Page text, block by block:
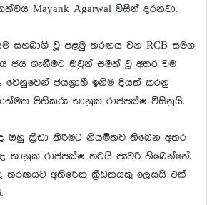
Mayank Agarwal විසින් දරනවා.
සහබාගි වූ පළමු තරඟය වන RCB සමග
ජය ගැනීමට ඔවුන් සමත් වූ අතර එම
වෙනුවෙන් ජයග්‍රාහී ඉනිම දියත් කරනු
පිතිකරු භානුක රාජපක්ෂ විසිනුයි.
ඔහු ක්‍රීඩා කිරීමට නියමිතව තිබෙන අතර
භානුක රාජපක්ෂ හටයි පැවරී තිබෙන්නේ.
තරඟයට අතිරේක ක්‍රීඩකයකු ලෙසයි එක්